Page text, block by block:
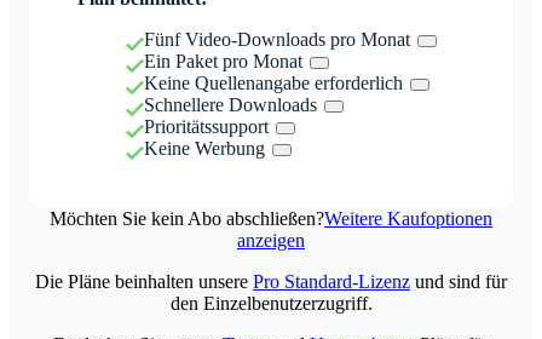
Fünf Video-Downloads pro Monat
Ein Paket pro Monat
Keine Quellenangabe erforderlich
Schnellere Downloads
Prioritätssupport
Keine Werbung
Möchten Sie kein Abo abschließen?Weitere Kaufoptionen
anzeigen
Die Pläne beinhalten unsere Pro Standard-Lizenz und sind für
den Einzelbenutzerzugriff.